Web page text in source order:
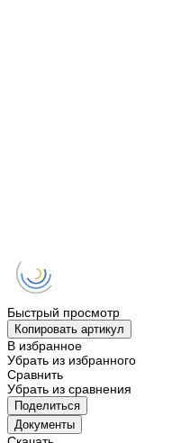
Быстрый просмотр
Копировать артикул
В избранное
Убрать из избранного
Сравнить
Убрать из сравнения
Поделиться
Документы